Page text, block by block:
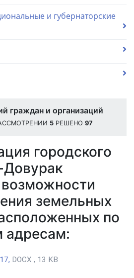
и губернаторские
граждан и организаций
5 РЕШЕНО 97
городского
Довурак
земельных
по
DOCX , 13 KB